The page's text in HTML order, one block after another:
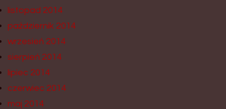
listopad 2014
październik 2014
wrzesień 2014
sierpień 2014
lipiec 2014
czerwiec 2014
maj 2014